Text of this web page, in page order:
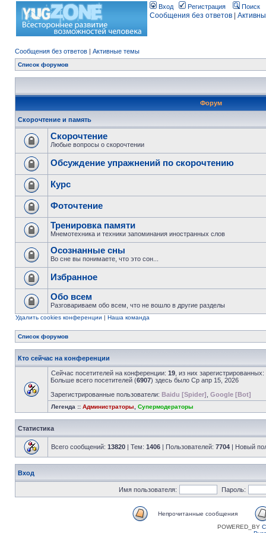
Вход Регистрация Поиск
Сообщения без ответов
Сообщения без ответов | Активные темы
Список форумов
Форум
Скорочтение и память
Скорочтение
Любые вопросы о скорочтении
Обсуждение упражнений по скорочтению
Курс
Фоточтение
Тренировка памяти
Мнемотехника и техники запоминания иностранных слов
Осознанные сны
Во сне вы понимаете, что это сон...
Избранное
Обо всем
Разговариваем обо всем, что не вошло в другие разделы
Удалить cookies конференции | Наша команда
Список форумов
Кто сейчас на конференции
Сейчас посетителей на конференции: 19 , из них
Больше всего посетителей (6907) здесь было Ср апр 15, 2026
Зарегистрированные пользователи: Baidu [Spider] Google [Bot]
Легенда :: Администраторы Супермодераторы
Статистика
Всего сообщений: 13820 | Тем: 1406 | Пользователей: 7704 | Новый
Вход
Имя пользователя: Пароль:
Непрочитанные сообщения
POWERED_BY